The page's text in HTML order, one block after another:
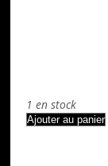
1 en stock
Ajouter au panier